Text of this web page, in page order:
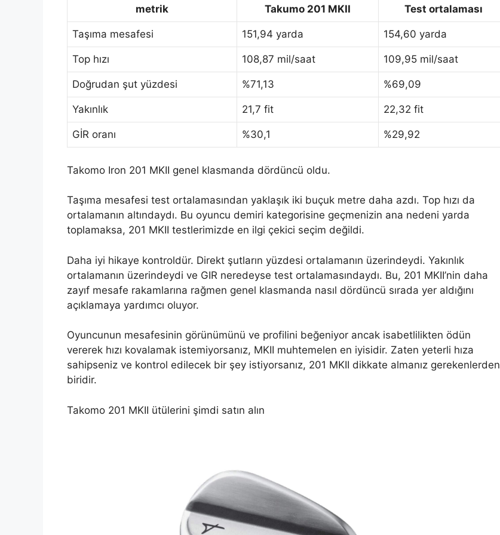
metrik Takumo 201 MKII Test ortalaması
Taşıma mesafesi 151,94 yarda 154,60 yarda
Top hızı 108,87 mil/saat 109,95 mil/saat
Doğrudan şut yüzdesi %71,13 %69,09
Yakınlık 21,7 fit 22,32 fit
GİR oranı %30,1 %29,92
Takomo Iron 201 MKII genel klasmanda dördüncü oldu.
Taşıma mesafesi test ortalamasından yaklaşık iki buçuk metre daha azdı. Top hızı da
ortalamanın altındaydı. Bu oyuncu demiri kategorisine geçmenizin ana nedeni yarda
toplamaksa, 201 MKII testlerimizde en ilgi çekici seçim değildi.
Daha iyi hikaye kontroldür. Direkt şutların yüzdesi ortalamanın üzerindeydi. Yakınlık
ortalamanın üzerindeydi ve GIR neredeyse test ortalamasındaydı. Bu, 201 MKII’nin daha
zayıf mesafe rakamlarına rağmen genel klasmanda nasıl dördüncü sırada yer aldığını
açıklamaya yardımcı oluyor.
Oyuncunun mesafesinin görünümünü ve profilini beğeniyor ancak isabetlilikten ödün
vererek hızı kovalamak istemiyorsanız, MKII muhtemelen en iyisidir. Zaten yeterli hıza
sahipseniz ve kontrol edilecek bir şey istiyorsanız, 201 MKII dikkate almanız gerekenlerden
biridir.
Takomo 201 MKII ütülerini şimdi satın alın